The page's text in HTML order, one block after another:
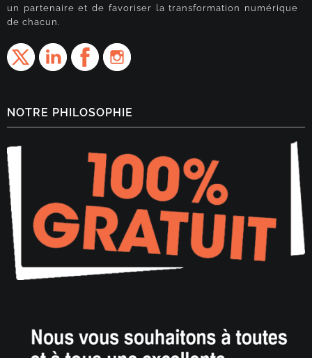
un partenaire et de favoriser la transformation numérique
de chacun.
NOTRE PHILOSOPHIE